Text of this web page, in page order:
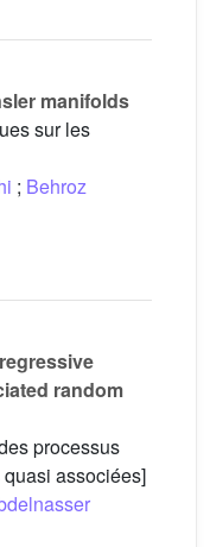
manifolds
sur les
; Behroz
random
processus
associées]